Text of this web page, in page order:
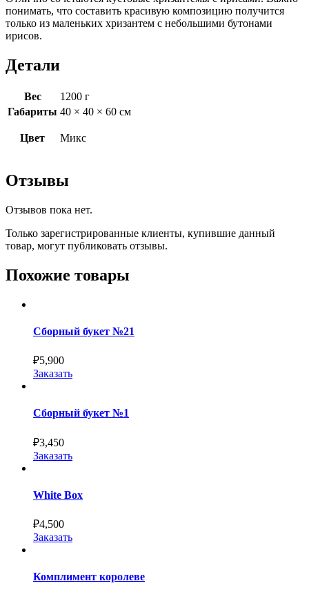
понимать, что составить красивую композицию получится
только из маленьких хризантем с небольшими бутонами
ирисов.
Детали
Вес
1200 г
Габариты 40 × 40 × 60 см
Цвет Микс
Отзывы
Отзывов пока нет.
Только зарегистрированные клиенты, купившие данный
товар, могут публиковать отзывы.
Похожие товары
Сборный букет №21
₽5,900
Заказать
Сборный букет №1
₽3,450
Заказать
White Box
₽4,500
Заказать
Комплимент королеве